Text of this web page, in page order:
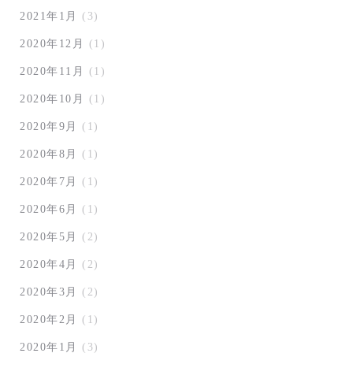
2021年1月 (3)
2020年12月 (1)
2020年11月 (1)
2020年10月 (1)
2020年9月 (1)
2020年8月 (1)
2020年7月 (1)
2020年6月 (1)
2020年5月 (2)
2020年4月 (2)
2020年3月 (2)
2020年2月 (1)
2020年1月 (3)